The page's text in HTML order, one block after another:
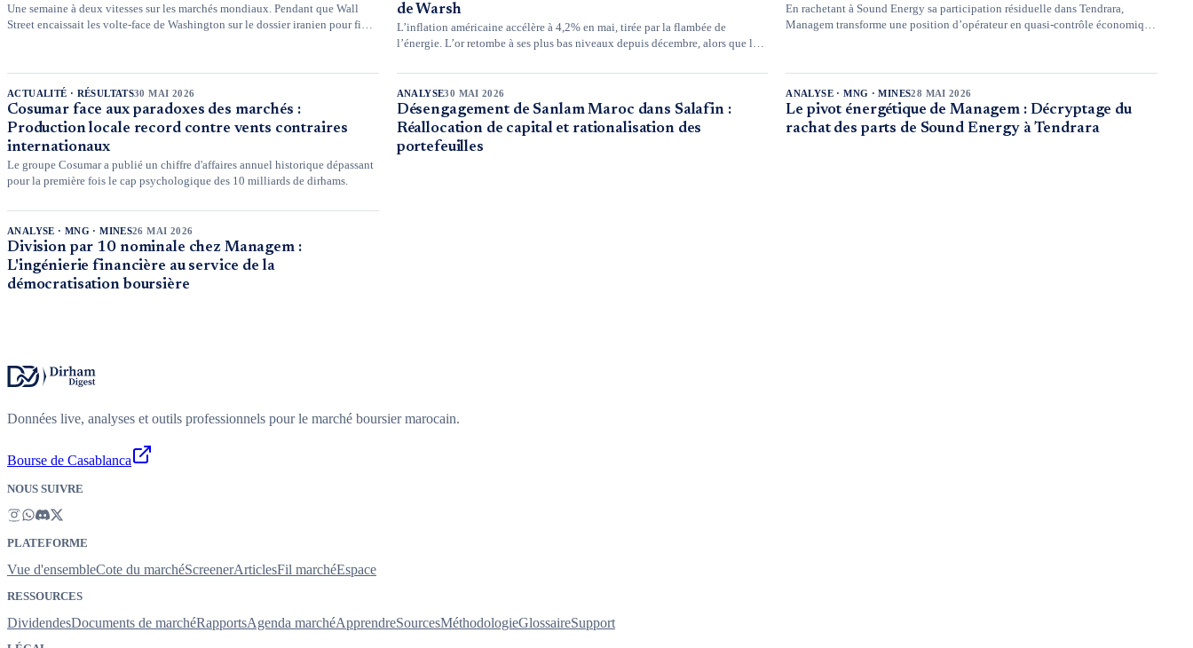
Une semaine à deux vitesses sur les marchés mondiaux. Pendant que Wall
Street encaissait les volte-face de Washington sur le dossier iranien pour finir
de Warsh
L’inflation américaine accélère à 4,2% en mai, tirée par la flambée de
l’énergie. L’or retombe à ses plus bas niveaux depuis décembre, alors que les
En rachetant à Sound Energy sa participation résiduelle dans Tendrara,
Managem transforme une position d’opérateur en quasi-contrôle économique
ACTUALITÉ · RÉSULTATS30 MAI 2026
Cosumar face aux paradoxes des marchés :
Production locale record contre vents contraires
internationaux
Le groupe Cosumar a publié un chiffre d'affaires annuel historique dépassant
pour la première fois le cap psychologique des 10 milliards de dirhams.
ANALYSE30 MAI 2026
Désengagement de Sanlam Maroc dans Salafin :
Réallocation de capital et rationalisation des
portefeuilles
ANALYSE · MNG · MINES28 MAI 2026
Le pivot énergétique de Managem : Décryptage du
rachat des parts de Sound Energy à Tendrara
ANALYSE · MNG · MINES26 MAI 2026
Division par 10 nominale chez Managem :
L'ingénierie financière au service de la
démocratisation boursière
Données live, analyses et outils professionnels pour le marché boursier marocain.
Bourse de Casablanca
NOUS SUIVRE
PLATEFORME
Vue d'ensembleCote du marchéScreenerArticlesFil marchéEspace
RESSOURCES
DividendesDocuments de marchéRapportsAgenda marchéApprendreSourcesMéthodologieGlossaireSupport